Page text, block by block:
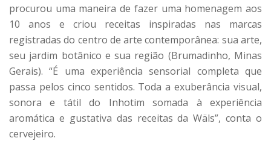
procurou uma maneira de fazer uma homenagem aos
10 anos e criou receitas inspiradas nas marcas
registradas do centro de arte contemporânea: sua arte,
seu jardim botânico e sua região (Brumadinho, Minas
Gerais). “É uma experiência sensorial completa que
passa pelos cinco sentidos. Toda a exuberância visual,
sonora e tátil do Inhotim somada à experiência
aromática e gustativa das receitas da Wäls”, conta o
cervejeiro.